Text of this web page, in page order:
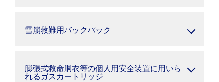
雪崩救難用バックパック
膨張式救命胴衣等の個人用安全装置に用いら
れるガスカートリッジ